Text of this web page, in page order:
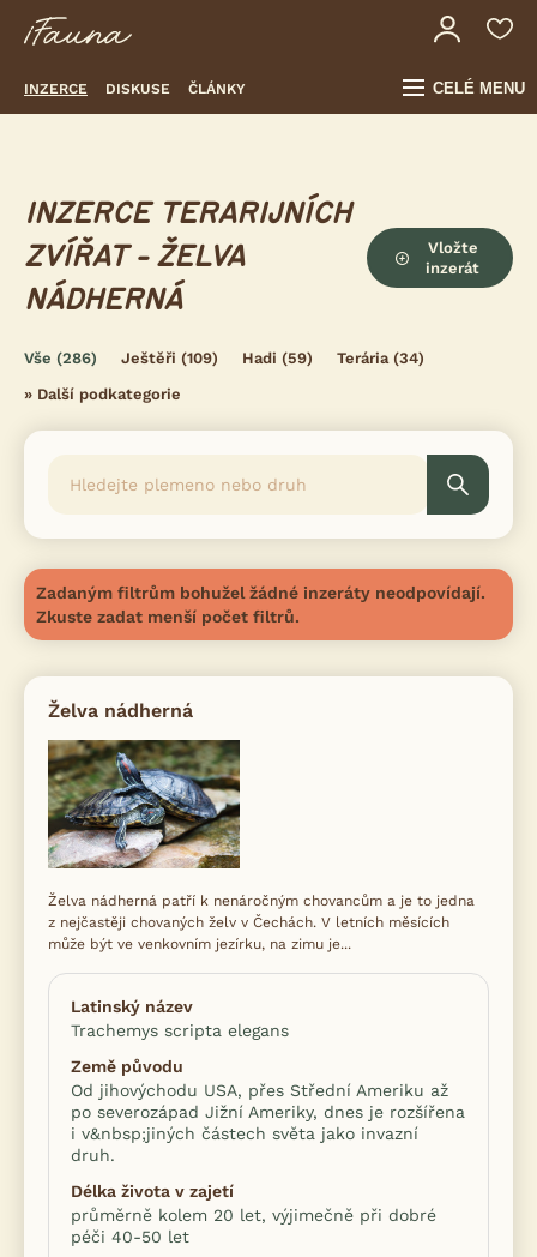
INZERCE DISKUSE ČLÁNKY CELÉ MENU
INZERCE TERARIJNÍCH
ZVÍŘAT - ŽELVA
NÁDHERNÁ
Vložte
inzerát
Vše (286) Ještěři (109) Hadi (59) Terária(34)
» Další podkategorie
Zadaným filtrům bohužel žádné inzeráty neodpovídají.
Zkuste zadat menší počet filtrů.
Želva nádherná
Želva nádherná patří k nenáročným chovancům a je to jedna
z nejčastěji chovaných želv v Čechách. V letních měsících
může být ve venkovním jezírku, na zimu je...
Latinský název
Trachemys scripta elegans
Země původu
Od jihovýchodu USA, přes Střední Ameriku až
po severozápad Jižní Ameriky, dnes je rozšířena
i v&nbsp;jiných částech světa jako invazní
druh.
Délka života v zajetí
průměrně kolem 20 let, výjimečně při dobré
péči 40-50 let